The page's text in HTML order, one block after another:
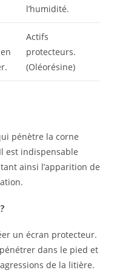
l’humidité.
Actifs
protecteurs.
(Oléorésine)
pénètre la corne
est indispensable
ainsi l’apparition de
un écran protecteur.
dans le pied et
de la litière.